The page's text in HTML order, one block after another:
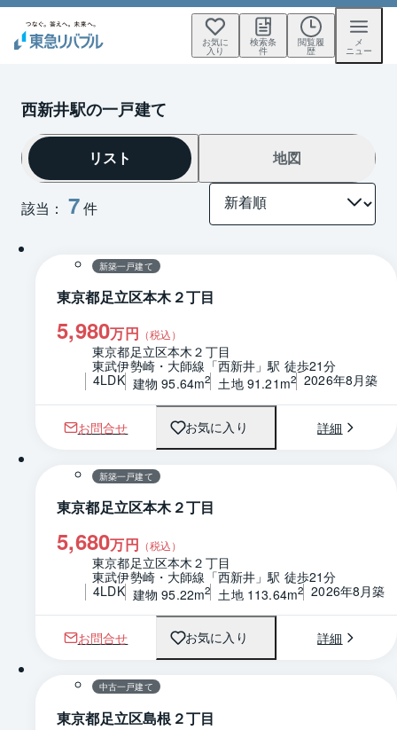
お気に
入り
検索条
件
閲覧履
歴
メ
ニュー
西新井駅の一戸建て
該当： 7件
リスト 地図
1 / 0 間取り
新築一戸建て
東京都足立区本木２丁目
5,980万円 （税込）
東京都足立区本木２丁目
東武伊勢崎・大師線「西新井」駅 徒歩21分
4LDK 建物 95.64m2 土地 91.21m2 2026年8月築
お問合せ お気に入り 詳細
1 / 0 間取り
新築一戸建て
東京都足立区本木２丁目
5,680万円 （税込）
東京都足立区本木２丁目
東武伊勢崎・大師線「西新井」駅 徒歩21分
4LDK 建物 95.22m2 土地 113.64m2 2026年8月築
お問合せ お気に入り 詳細
1 / 0 間取り
中古一戸建て
東京都足立区島根２丁目